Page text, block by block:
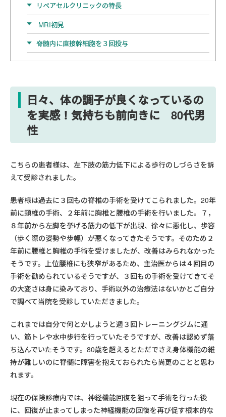
リペアセルクリニックの特長
MRI初見
脊髄内に直接幹細胞を３回投与
日々、体の調子が良くなっているの
を実感！気持ちも前向きに 80代男
性
こちらの患者様は、左下肢の筋力低下による歩行のしづらさを訴
えて受診されました。
患者様は過去に３回もの脊椎の手術を受けてこられました。20年
前に頸椎の手術、２年前に胸椎と腰椎の手術を行いました。７，
８年前から左脚を挙げる筋力の低下が出現、徐々に悪化し、歩容
（歩く際の姿勢や歩幅）が悪くなってきたそうです。そのため２
年前に腰椎と胸椎の手術を受けましたが、改善はみられなかった
そうです。上位腰椎にも狭窄があるため、主治医からは４回目の
手術を勧められているそうですが、３回もの手術を受けてきてそ
の大変さは身に染みており、手術以外の治療法はないかとご自分
で調べて当院を受診していただきました。
これまでは自分で何とかしようと週３回トレーニングジムに通
い、筋トレや水中歩行を行っていたそうですが、改善は認めず落
ち込んでいたそうです。80歳を超えるとただでさえ身体機能の維
持が難しいのに脊髄に障害を抱えておられたら尚更のことと思わ
れます。
現在の保険診療内では、神経機能回復を狙って手術を行った後
に、回復が止まってしまった神経機能の回復を再び促す根本的な